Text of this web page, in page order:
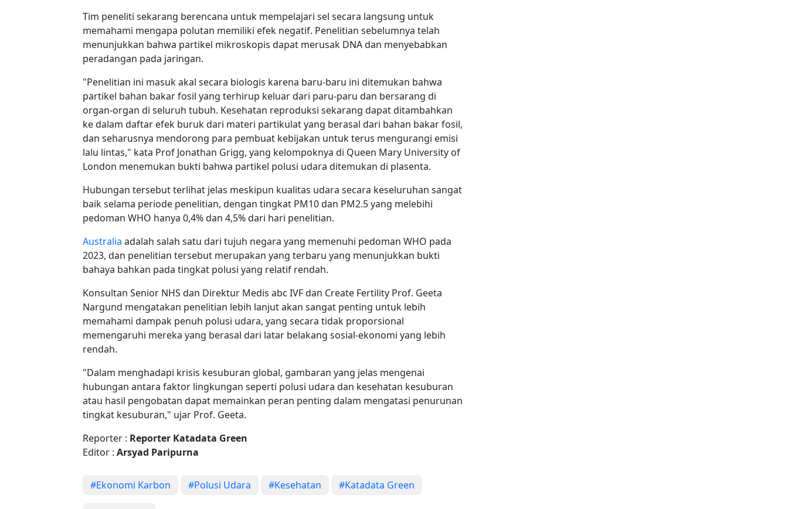
Tim peneliti sekarang berencana untuk mempelajari sel secara langsung untuk
memahami mengapa polutan memiliki efek negatif. Penelitian sebelumnya telah
menunjukkan bahwa partikel mikroskopis dapat merusak DNA dan menyebabkan
peradangan pada jaringan.
"Penelitian ini masuk akal secara biologis karena baru-baru ini ditemukan bahwa
partikel bahan bakar fosil yang terhirup keluar dari paru-paru dan bersarang di
organ-organ di seluruh tubuh. Kesehatan reproduksi sekarang dapat ditambahkan
ke dalam daftar efek buruk dari materi partikulat yang berasal dari bahan bakar fosil,
dan seharusnya mendorong para pembuat kebijakan untuk terus mengurangi emisi
lalu lintas," kata Prof Jonathan Grigg, yang kelompoknya di Queen Mary University of
London menemukan bukti bahwa partikel polusi udara ditemukan di plasenta.
Hubungan tersebut terlihat jelas meskipun kualitas udara secara keseluruhan sangat
baik selama periode penelitian, dengan tingkat PM10 dan PM2.5 yang melebihi
pedoman WHO hanya 0,4% dan 4,5% dari hari penelitian.
Australia adalah salah satu dari tujuh negara yang memenuhi pedoman WHO pada
2023, dan penelitian tersebut merupakan yang terbaru yang menunjukkan bukti
bahaya bahkan pada tingkat polusi yang relatif rendah.
Konsultan Senior NHS dan Direktur Medis abc IVF dan Create Fertility Prof. Geeta
Nargund mengatakan penelitian lebih lanjut akan sangat penting untuk lebih
memahami dampak penuh polusi udara, yang secara tidak proporsional
memengaruhi mereka yang berasal dari latar belakang sosial-ekonomi yang lebih
rendah.
"Dalam menghadapi krisis kesuburan global, gambaran yang jelas mengenai
hubungan antara faktor lingkungan seperti polusi udara dan kesehatan kesuburan
atau hasil pengobatan dapat memainkan peran penting dalam mengatasi penurunan
tingkat kesuburan," ujar Prof. Geeta.
Reporter : Reporter Katadata Green
Editor : Arsyad Paripurna
#Ekonomi Karbon #Polusi Udara #Kesehatan #Katadata Green